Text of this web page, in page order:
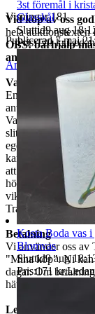
Vid köp av oss
hela
OBS! bärhjälp
andra stora och/
Varubeskrivning
Endast det ni ser
används vid
Varorna är
slitage kan finnas.
egen bedömning
kan saknas delar,
att utföra ett
högsta/längsta/
vikten på varan.
Traderas regler.
Betalning
Vi använder oss av
"Mina köp". Ni kan
dagar. Om
hävs köpet & Du
Leverans &
Visningar 181
Publicerad 7 maj
Anmäl
3st föremål i
Glasskål
Sluttid9 aug
Pris:120 kr,
Kosta Boda vas
Blomvas
Sluttid9 aug
Pris:171 kr,